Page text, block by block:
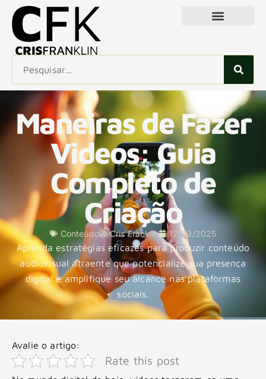
Maneiras de Fazer
Videos: Guia
Completo de
Criação
Conteúdo Cris Franklin 12/03/2025
Aprenda estratégias eficazes para produzir conteúdo
audiovisual atraente que potencialize sua presença
digital e amplifique seu alcance nas plataformas
sociais.
Avalie o artigo:
Rate this post